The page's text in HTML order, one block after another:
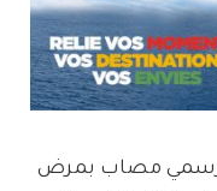
رسمي مصاب بمرض